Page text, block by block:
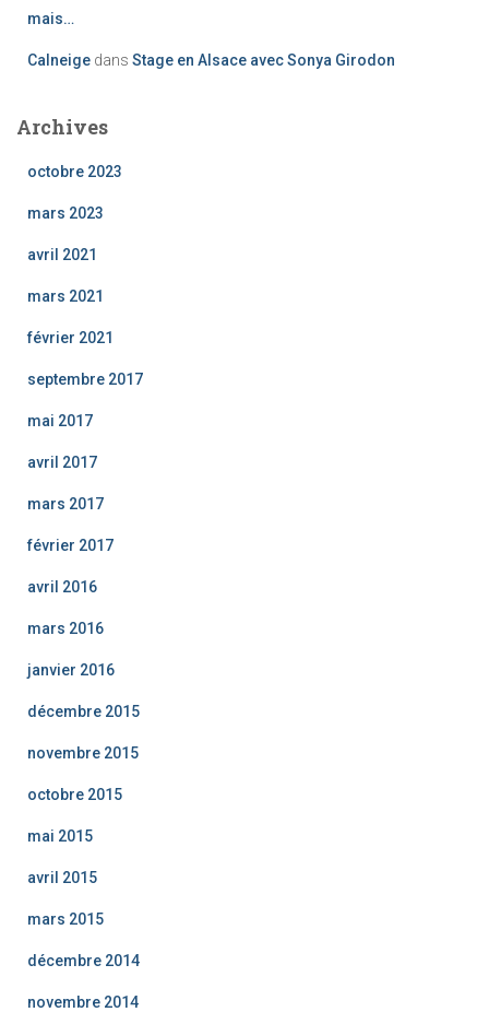
mais…
Calneige dans Stage en Alsace avec Sonya Girodon
Archives
octobre 2023
mars 2023
avril 2021
mars 2021
février 2021
septembre 2017
mai 2017
avril 2017
mars 2017
février 2017
avril 2016
mars 2016
janvier 2016
décembre 2015
novembre 2015
octobre 2015
mai 2015
avril 2015
mars 2015
décembre 2014
novembre 2014